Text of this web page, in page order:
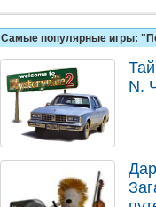
Самые популярные игры:
N.